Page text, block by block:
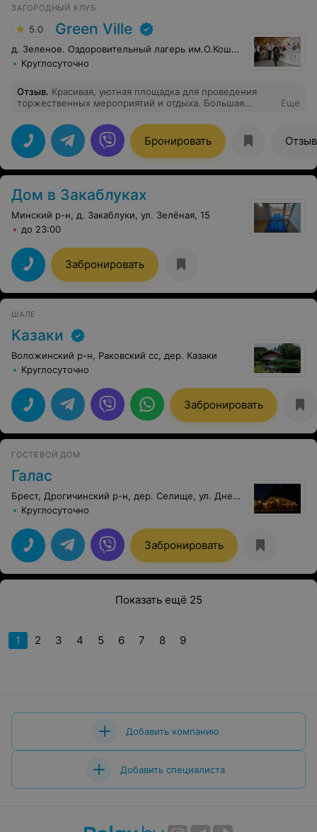
интересного! Спасибо за такую чуткую подачу и
индивидуальный подход. Настоящий мастер своего
дела!
ЗАГОРОДНЫЙ КЛУБ
5.0 Green Ville
д. Зеленое. Оздоровительный лагерь им.О.Кошевого.
Круглосуточно
Отзыв. Красивая, уютная площадка для проведения
торжественных мероприятий и отдыха. Большая
площадкой, батуты и др.
Еще
Бронировать
Дом в Закаблуках
Минский р-н, д. Закаблуки, ул. Зелёная, 15
до 23:00
Забронировать
ШАЛЕ
Казаки
Воложинский р-н, Раковский сс, дер. Казаки
Круглосуточно
Забронировать
ГОСТЕВОЙ ДОМ
Галас
Брест, Дрогичинский р-н, дер. Селище, ул. Днепробугская, 26
Круглосуточно
Забронировать
Показать ещё 25
1 2 3 4 5 6 7 8 9
Добавить компанию
Добавить специалиста